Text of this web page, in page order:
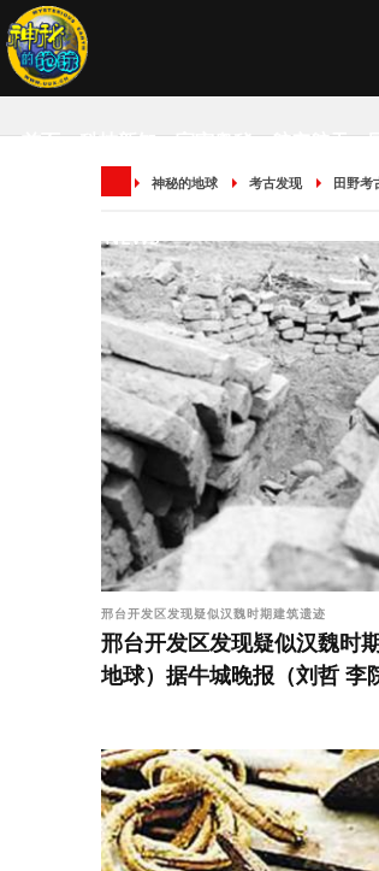
首页 科技新知 宇宙奥秘 航空航天
SCIENCE NEWS
神秘的地球 考古发现 田野考
邢台开发区发现疑似汉魏时期建筑遗迹
邢台开发区发现疑似汉魏时
地球）据牛城晚报（刘哲 李